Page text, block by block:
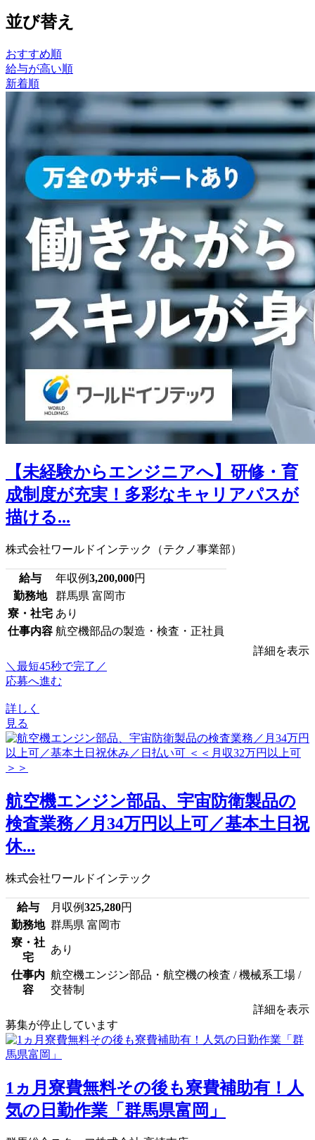
並び替え
おすすめ順
給与が高い順
新着順
【未経験からエンジニアへ】研修・育
成制度が充実！多彩なキャリアパスが
描ける...
株式会社ワールドインテック（テクノ事業部）
給与 年収例3,200,000円
勤務地
群馬県 富岡市
寮・社宅 あり
仕事内容 航空機部品の製造・検査・正社員
詳細を表示
＼最短45秒で完了／
応募へ進む
詳しく
見る
航空機エンジン部品、宇宙防衛製品の
検査業務／月34万円以上可／基本土日祝
休...
株式会社ワールドインテック
給与 月収例325,280円
勤務地 群馬県 富岡市
寮・社
宅
あり
仕事内
容
航空機エンジン部品・航空機の検査 / 機械系工場 /
交替制
詳細を表示
募集が停止しています
1ヵ月寮費無料その後も寮費補助有！人
気の日勤作業「群馬県富岡」